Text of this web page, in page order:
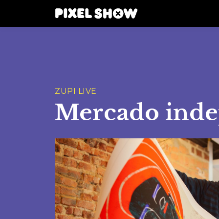
ZUPI LIVE
Mercado